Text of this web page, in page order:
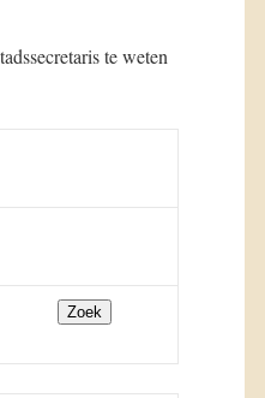
te weten
Zoek